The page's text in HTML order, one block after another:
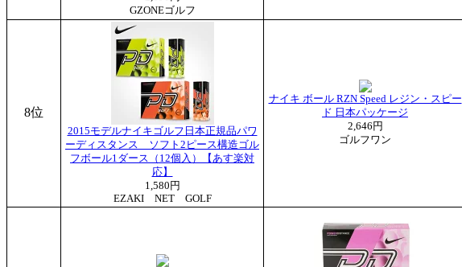
GZONEゴルフ
8位
2015モデルナイキゴルフ日本正規品パワ
ーディスタンス ソフト2ピース構造ゴル
フボール1ダース（12個入）【あす楽対
応】
1,580円
EZAKI NET GOLF
ナイキ ボール RZN Speed レジン・スピー
ド 日本パッケージ
2,646円
ゴルフワン